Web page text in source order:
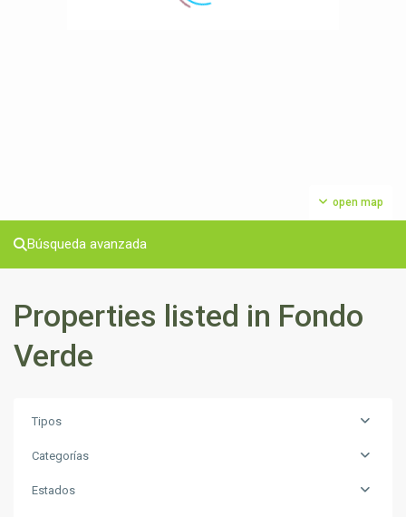
open map
Búsqueda avanzada
Properties listed in Fondo
Verde
Tipos
Categorías
Estados